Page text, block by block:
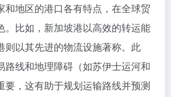
和地区的港口各有特点，在全球贸
。比如，新加坡港以高效的转运能
则以其先进的物流设施著称。此
路线和地理障碍（如苏伊士运河和
要，这有助于规划运输路线并预测